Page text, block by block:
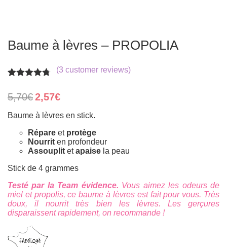
Baume à lèvres – PROPOLIA
out of 5
based on
ratings
(3 customer reviews)
5,70€ Original
price
was:
2,57€Current
is:
Baume à lèvres en stick.
Répare et protège
Nourrit en profondeur
Assouplit etapaise la peau
Stick de 4 grammes
Testé par la Team évidence. Vous aimez les odeurs de
miel et propolis, ce baume à lèvres est fait pour vous. Très
doux, il nourrit très bien les lèvres. Les gerçures
disparaissent rapidement, on recommande !